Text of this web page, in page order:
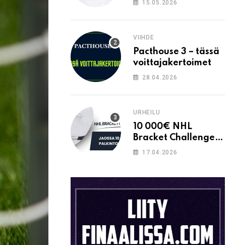
15.05.2026
VIIHDE
Pacthouse 3 – tässä
voittajakertoimet
28.04.2026
URHEILU
10 000€ NHL
Bracket Challenge –
pystytkö
17.04.2026